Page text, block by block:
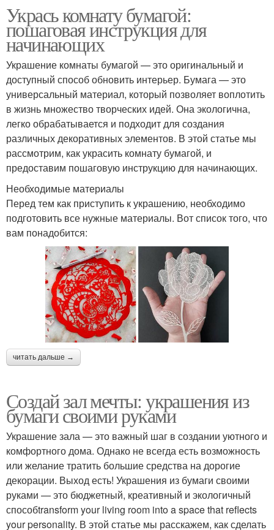
Укрась комнату бумагой:
пошаговая инструкция для
начинающих
Украшение комнаты бумагой — это оригинальный и
доступный способ обновить интерьер. Бумага — это
универсальный материал, который позволяет воплотить
в жизнь множество творческих идей. Она экологична,
легко обрабатывается и подходит для создания
различных декоративных элементов. В этой статье мы
рассмотрим, как украсить комнату бумагой, и
предоставим пошаговую инструкцию для начинающих.
Необходимые материалы
Перед тем как приступить к украшению, необходимо
подготовить все нужные материалы. Вот список того, что
вам понадобится:
читать дальше →
Создай зал мечты: украшения из
бумаги своими руками
Украшение зала — это важный шаг в создании уютного и
комфортного дома. Однако не всегда есть возможность
или желание тратить большие средства на дорогие
декорации. Выход есть! Украшения из бумаги своими
руками — это бюджетный, креативный и экологичный
способtransform your living room into a space that reflects
your personality. В этой статье мы расскажем, как сделать